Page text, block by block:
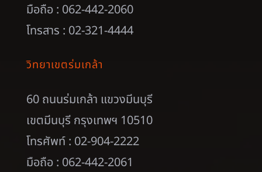
มือถือ : 062-442-2060
โทรสาร : 02-321-4444
วิทยาเขตร่มเกล้า
60 ถนนร่มเกล้า แขวงมีนบุรี
เขตมีนบุรี กรุงเทพฯ 10510
โทรศัพท์ : 02-904-2222
มือถือ : 062-442-2061